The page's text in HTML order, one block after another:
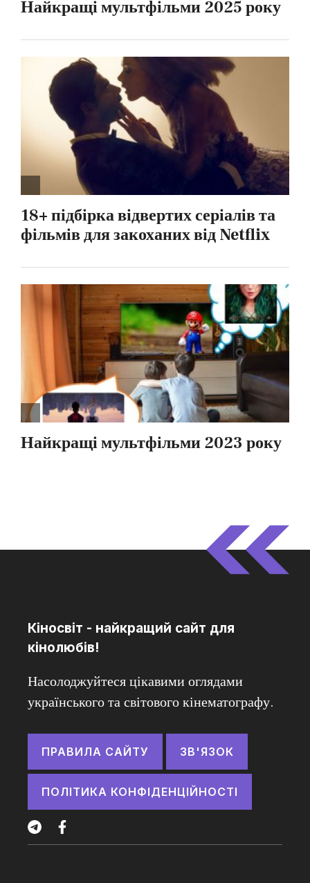
Кіносвіт - найкращий сайт для
кінолюбів!
Насолоджуйтеся цікавими оглядами
українського та світового кінематографу.
ПРАВИЛА САЙТУ ЗВ'ЯЗОК
ПОЛІТИКА КОНФІДЕНЦІЙНОСТІ